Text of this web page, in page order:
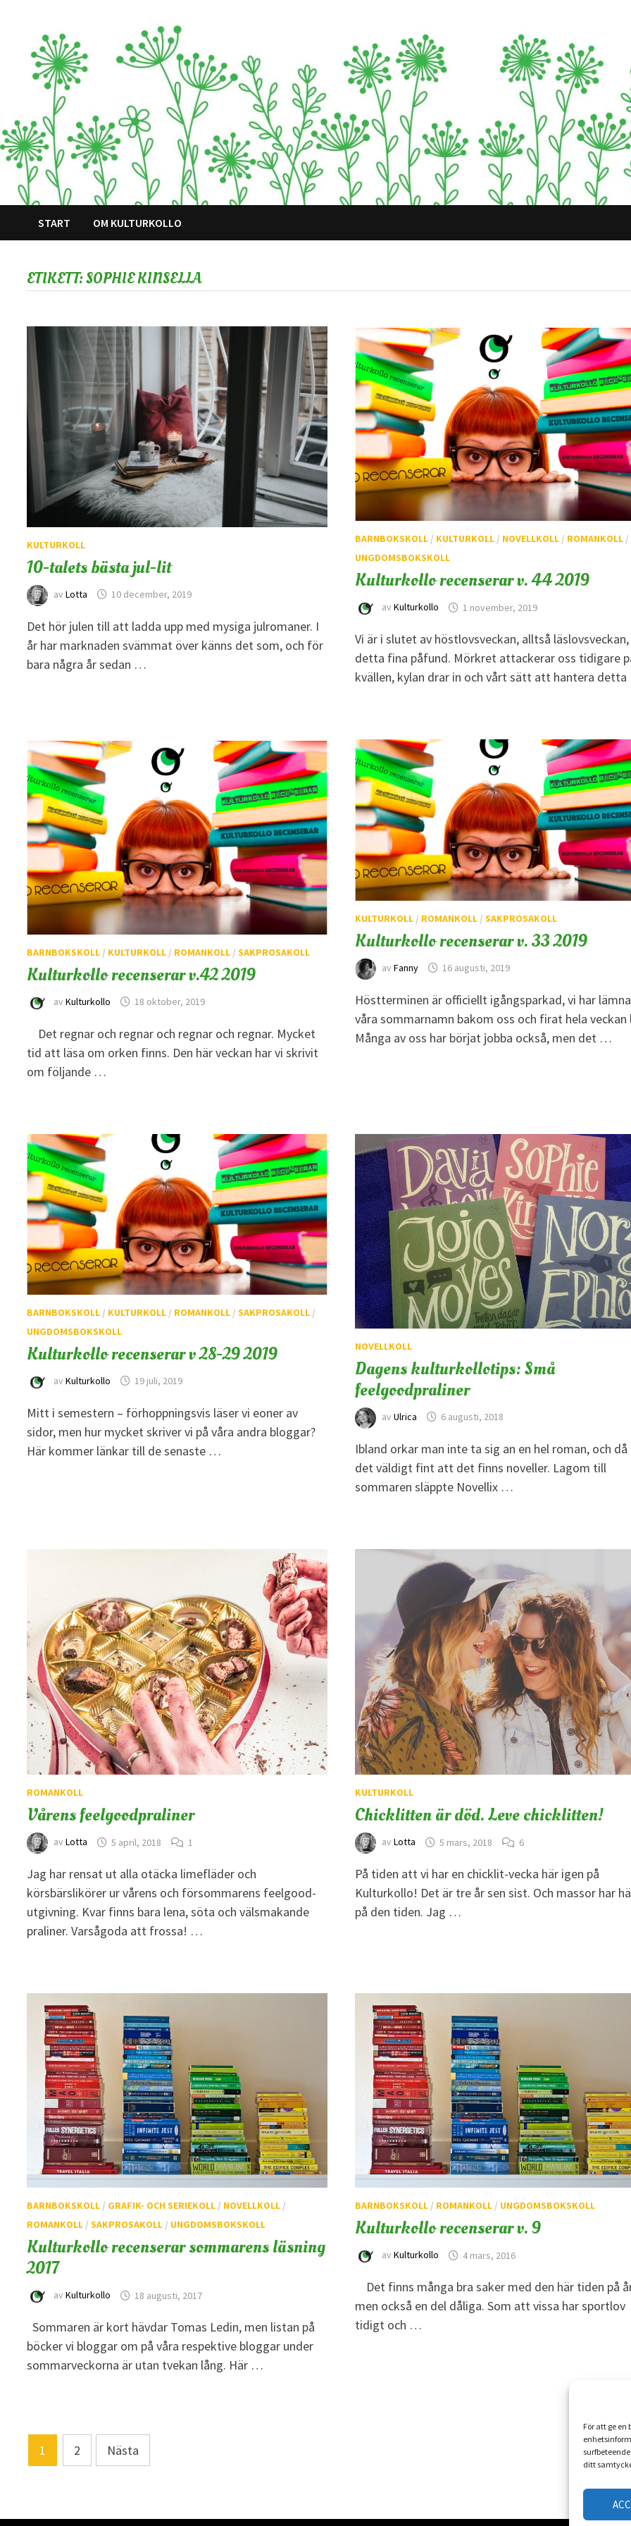
För att ge
ditt
START OM KULTURKOLLO
ETIKETT:SOPHIE KINSELLA
KULTURKOLL
10-talets bästa jul-lit
avLotta 10 december, 2019
Det hör julen till att ladda upp med mysiga julromaner. I
år har marknaden svämmat över känns det som, och för
bara några år sedan …
BARNBOKSKOLL/ KULTURKOLL/ NOVELLKOLL/ ROMANKOLL/
UNGDOMSBOKSKOLL
Kulturkollo recenserar v. 44 2019
av Kulturkollo 1 november, 2019
Vi är i slutet av höstlovsveckan, alltså läslovsveckan,
detta fina påfund. Mörkret attackerar oss tidigare
kvällen, kylan drar in och vårt sätt att hantera
BARNBOKSKOLL / KULTURKOLL / ROMANKOLL /SAKPROSAKOLL
Kulturkollo recenserar v.42 2019
avKulturkollo 18 oktober, 2019
Det regnar och regnar och regnar och regnar. Mycket
tid att läsa om orken finns. Den här veckan har vi skrivit
om följande …
KULTURKOLL/ ROMANKOLL/ SAKPROSAKOLL
Kulturkollo recenserar v. 33 2019
av Fanny 16 augusti, 2019
Höstterminen är officiellt igångsparkad, vi har
våra sommarnamn bakom oss och firat hela veckan
Många av oss har börjat jobba också, men det …
BARNBOKSKOLL / KULTURKOLL / ROMANKOLL /SAKPROSAKOLL /
UNGDOMSBOKSKOLL
Kulturkollo recenserar v 28-29 2019
avKulturkollo 19 juli, 2019
Mitt i semestern – förhoppningsvis läser vi eoner av
sidor, men hur mycket skriver vi på våra andra bloggar?
Här kommer länkar till de senaste …
NOVELLKOLL
Dagens kulturkollotips: Små
feelgoodpraliner
av Ulrica 6 augusti, 2018
Ibland orkar man inte ta sig an en hel roman, och då
det väldigt fint att det finns noveller. Lagom till
sommaren släppte Novellix …
ROMANKOLL
Vårens feelgoodpraliner
avLotta 5 april, 2018 1
Jag har rensat ut alla otäcka limefläder och
körsbärslikörer ur vårens och försommarens feelgood-
utgivning. Kvar finns bara lena, söta och välsmakande
praliner. Varsågoda att frossa! …
KULTURKOLL
Chicklitten är död. Leve chicklitten!
av Lotta 5 mars, 2018 6
På tiden att vi har en chicklit-vecka här igen på
Kulturkollo! Det är tre år sen sist. Och massor har
på den tiden. Jag …
BARNBOKSKOLL / GRAFIK- OCH SERIEKOLL / NOVELLKOLL /
ROMANKOLL /SAKPROSAKOLL / UNGDOMSBOKSKOLL
Kulturkollo recenserar sommarens läsning
2017
avKulturkollo 18 augusti, 2017
Sommaren är kort hävdar Tomas Ledin, men listan på
böcker vi bloggar om på våra respektive bloggar under
sommarveckorna är utan tvekan lång. Här …
BARNBOKSKOLL/ ROMANKOLL/ UNGDOMSBOKSKOLL
Kulturkollo recenserar v. 9
av Kulturkollo 4 mars, 2016
Det finns många bra saker med den här tiden på
men också en del dåliga. Som att vissa har sportlov
tidigt och …
Sidnumrering
för
1 2 Nästa